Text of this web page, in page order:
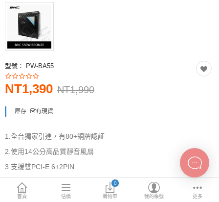
AMD主機板
2.5 SSD
M.2 SSD
內接式硬碟
外接隨身碟
More Categories
首頁 估價
0
購物車 我的帳號 更多
型號： PW-BA55
NT1,390 NT1,990
庫存 有現貨
1.全台獨家引進，有80+銅牌認証
2.使用14公分高品質靜音風扇
3.支援雙PCI-E 6+2PIN
4.OVP過電壓，SCP短路，OPP過載保護等三項保護
5.三年非人為損壞換新保固